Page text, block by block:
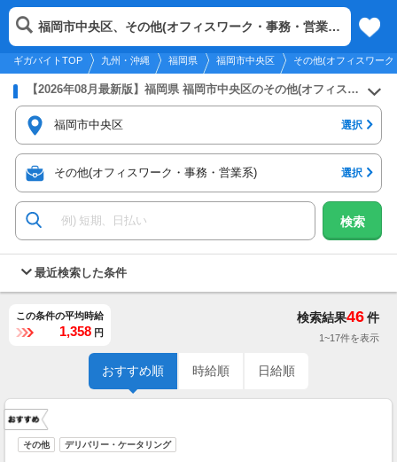
2026年8月8日更新
九州・沖縄
メニュー
ギガバイトTOP 九州・沖縄 福岡県 福岡市中央区 その他(オフィスワー
福岡市中央区、その他(オフィスワーク・事務・営業系)
【2026年08月最新版】福岡県 福岡市中央区のその他(オフィスワーク・事務・営業系)のバイト・アルバイト・パートの求人募集情報
福岡市中央区 選択
その他(オフィスワーク・事務・営業系) 選択
検索
最近検索した条件
この条件の平均時給
1,358 円
検索結果46件
1~17件を表示
おすすめ順 時給順 日給順
その他 デリバリー・ケータリング